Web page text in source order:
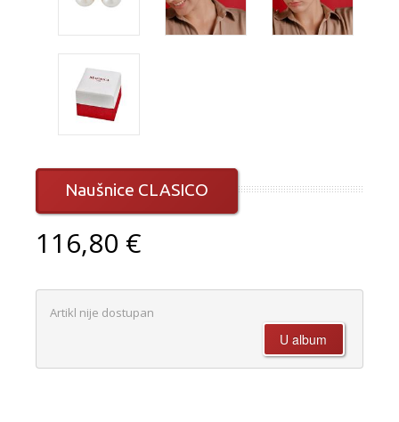
Naušnice CLASICO
116,80 €
Artikl nije dostupan